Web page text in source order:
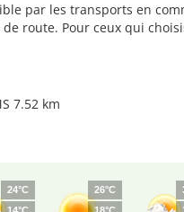
par les transports en
route. Pour ceux qui
7.52 km
24°C
26°C